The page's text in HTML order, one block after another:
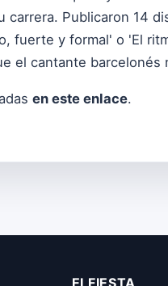
carrera. Publicaron 14
fuerte y formal' o 'El
el cantante
en este enlace.
ELFIESTA